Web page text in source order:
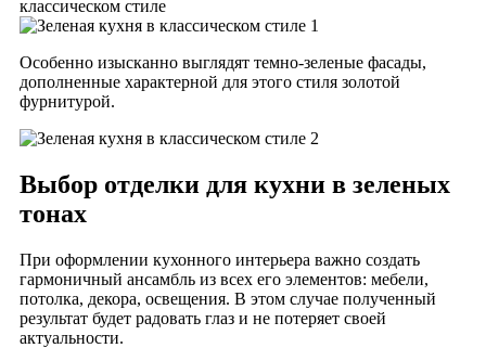
Особенно изысканно выглядят темно-зеленые фасады,
дополненные характерной для этого стиля золотой
фурнитурой.
Выбор отделки для кухни в зеленых
тонах
При оформлении кухонного интерьера важно создать
гармоничный ансамбль из всех его элементов: мебели,
потолка, декора, освещения. В этом случае полученный
результат будет радовать глаз и не потеряет своей
актуальности.